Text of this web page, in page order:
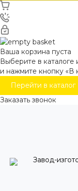
Ваша корзина пуста
Выберите в
и нажмите кнопку «В
Перейти в каталог
Заказать звонок
Завод-